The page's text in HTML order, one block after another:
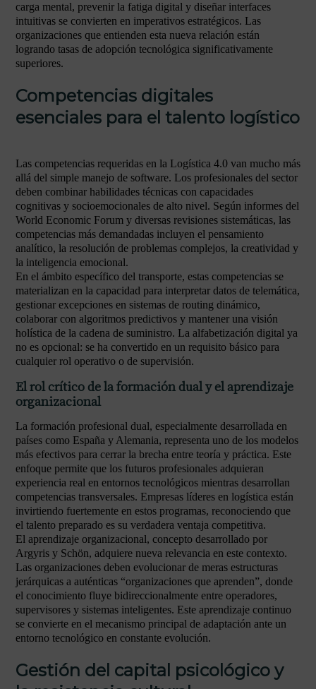
carga mental, prevenir la fatiga digital y diseñar interfaces
intuitivas se convierten en imperativos estratégicos. Las
organizaciones que entienden esta nueva relación están
logrando tasas de adopción tecnológica significativamente
superiores.
Competencias digitales
esenciales para el talento logístico
Las competencias requeridas en la Logística 4.0 van mucho más
allá del simple manejo de software. Los profesionales del sector
deben combinar habilidades técnicas con capacidades
cognitivas y socioemocionales de alto nivel. Según informes del
World Economic Forum y diversas revisiones sistemáticas, las
competencias más demandadas incluyen el pensamiento
analítico, la resolución de problemas complejos, la creatividad y
la inteligencia emocional.
En el ámbito específico del transporte, estas competencias se
materializan en la capacidad para interpretar datos de telemática,
gestionar excepciones en sistemas de routing dinámico,
colaborar con algoritmos predictivos y mantener una visión
holística de la cadena de suministro. La alfabetización digital ya
no es opcional: se ha convertido en un requisito básico para
cualquier rol operativo o de supervisión.
El rol crítico de la formación dual y el aprendizaje
organizacional
La formación profesional dual, especialmente desarrollada en
países como España y Alemania, representa uno de los modelos
más efectivos para cerrar la brecha entre teoría y práctica. Este
enfoque permite que los futuros profesionales adquieran
experiencia real en entornos tecnológicos mientras desarrollan
competencias transversales. Empresas líderes en logística están
invirtiendo fuertemente en estos programas, reconociendo que
el talento preparado es su verdadera ventaja competitiva.
El aprendizaje organizacional, concepto desarrollado por
Argyris y Schön, adquiere nueva relevancia en este contexto.
Las organizaciones deben evolucionar de meras estructuras
jerárquicas a auténticas “organizaciones que aprenden”, donde
el conocimiento fluye bidireccionalmente entre operadores,
supervisores y sistemas inteligentes. Este aprendizaje continuo
se convierte en el mecanismo principal de adaptación ante un
entorno tecnológico en constante evolución.
Gestión del capital psicológico y